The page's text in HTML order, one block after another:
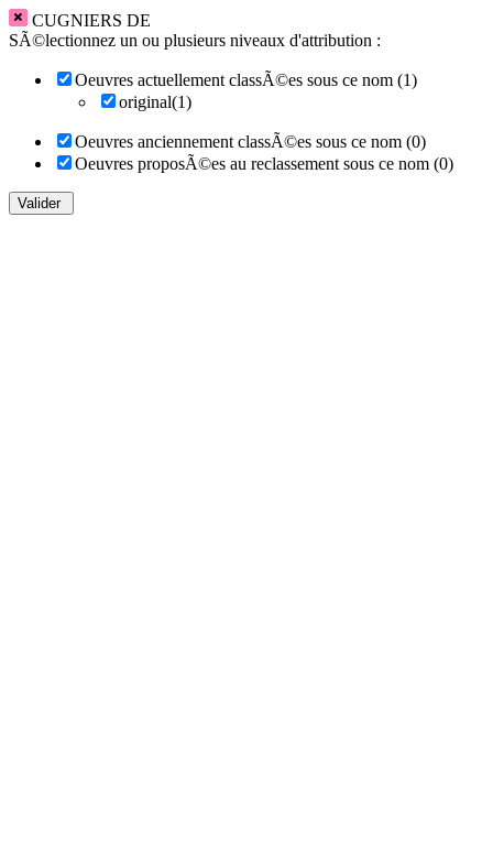
CUGNIERS DE
SÃ©lectionnez un ou plusieurs niveaux d'attribution :
Oeuvres actuellement classÃ©es sous ce nom (1)
original(1)
Oeuvres anciennement classÃ©es sous ce nom (0)
Oeuvres proposÃ©es au reclassement sous ce nom (0)
Valider